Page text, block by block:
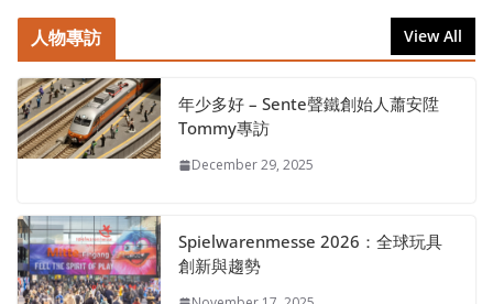
人物專訪 View All
年少多好 – Sente聲鐵創始人蕭安陞
Tommy專訪
December 29, 2025
Spielwarenmesse 2026：全球玩具
創新與趨勢